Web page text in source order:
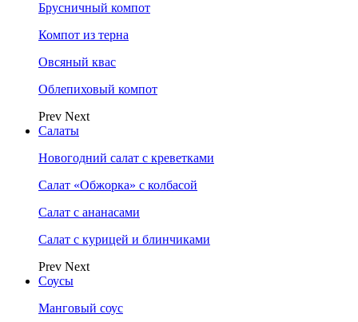
Брусничный компот
Компот из терна
Овсяный квас
Облепиховый компот
Prev Next
Салаты
Новогодний салат с креветками
Салат «Обжорка» с колбасой
Салат с ананасами
Салат с курицей и блинчиками
Prev Next
Соусы
Манговый соус